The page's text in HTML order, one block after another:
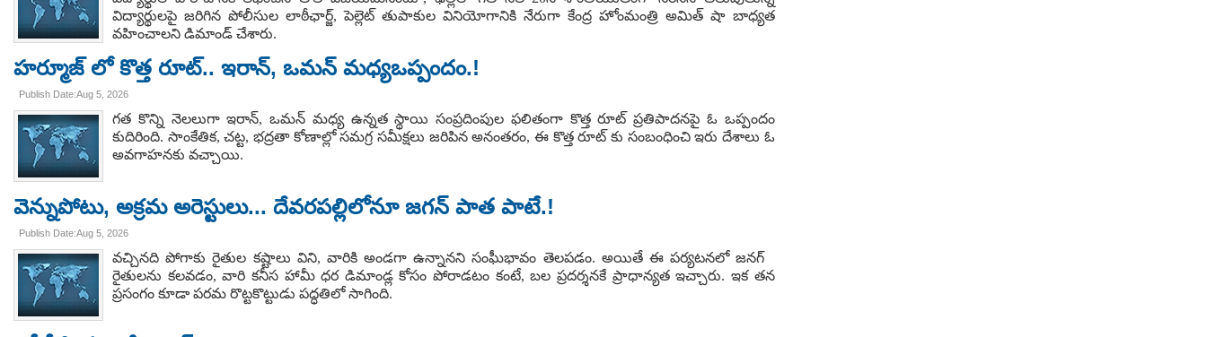
విద్యార్థులపై జరిగిన పోలీసుల లాఠీఛార్జ్, పెల్లెట్ తుపాకుల వినియోగానికి నేరుగా కేంద్ర హోంమంత్రి అమిత్ షా బాధ్యత
వహించాలని డిమాండ్ చేశారు.
హర్మూజ్ లో కొత్త రూట్.. ఇరాన్, ఒమన్ మధ్యఒప్పందం.!
Publish Date:Aug 5, 2026
గత కొన్ని నెలలుగా ఇరాన్, ఒమన్ మధ్య ఉన్నత స్థాయి సంప్రదింపుల ఫలితంగా కొత్త రూట్ ప్రతిపాదనపై ఓ ఒప్పందం
కుదిరింది. సాంకేతిక, చట్ట, భద్రతా కోణాల్లో సమగ్ర సమీక్షలు జరిపిన అనంతరం, ఈ కొత్త రూట్ కు సంబంధించి ఇరు దేశాలు ఓ
అవగాహనకు వచ్చాయి.
వెన్నుపోటు, అక్రమ అరెస్టులు... దేవరపల్లిలోనూ జగన్ పాత పాటే.!
Publish Date:Aug 5, 2026
వచ్చినది పోగాకు రైతుల కష్టాలు విని, వారికి అండగా ఉన్నానని సంఘీభావం తెలపడం. అయితే ఈ పర్యటనలో జనగ్
రైతులను కలవడం, వారి కనీస హామీ ధర డిమాండ్ల కోసం పోరాడటం కంటే, బల ప్రదర్శనకే ప్రాధాన్యత ఇచ్చారు. ఇక తన
ప్రసంగం కూడా పరమ రొట్టకొట్టుడు పద్ధతిలో సాగింది.